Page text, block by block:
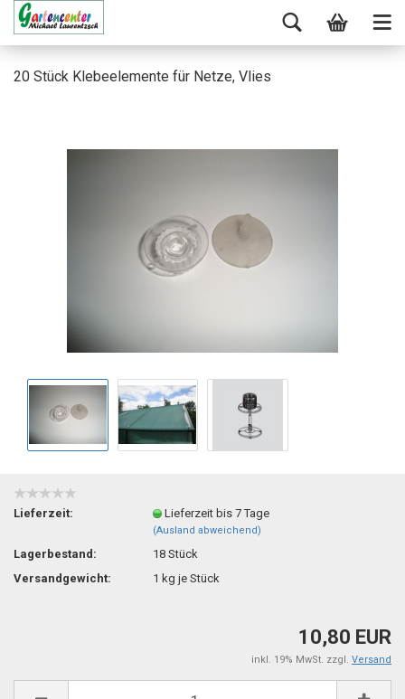
20 Stück Klebeelemente für Netze, Vlies
Lieferzeit: Lieferzeit bis 7 Tage
(Ausland abweichend)
Lagerbestand: 18Stück
Versandgewicht:
1 kg je Stück
10,80 EUR
inkl. 19% MwSt. zzgl. Versand